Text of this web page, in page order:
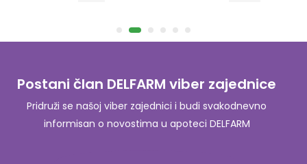
Postani član DELFARM viber zajednice
Pridruži se našoj viber zajednici i budi svakodnevno
informisan o novostima u apoteci DELFARM